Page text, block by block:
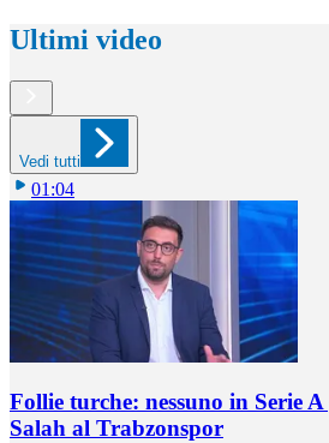
Ultimi video
Vedi tutti
01:04
Follie turche: nessuno in Serie
Salah al Trabzonspor